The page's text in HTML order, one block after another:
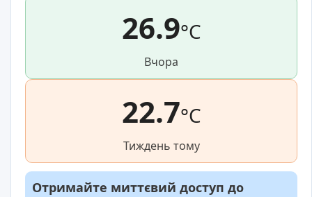
26.9°C
Вчора
22.7°C
Тиждень тому
Отримайте миттєвий доступ до